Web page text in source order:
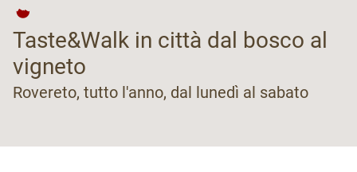
Taste&Walk in città dal bosco al
vigneto
Rovereto, tutto l'anno, dal lunedì al sabato